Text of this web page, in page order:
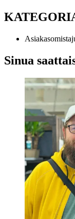
Sinua